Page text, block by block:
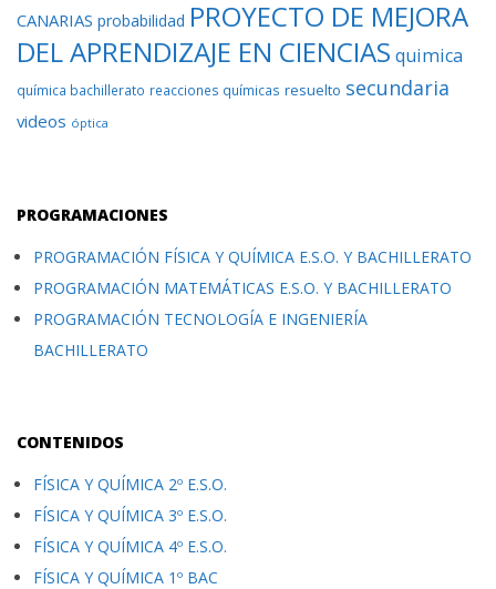
CANARIAS probabilidad PROYECTO DE MEJORA
DEL APRENDIZAJE EN CIENCIAS quimica
química bachillerato reacciones químicas resuelto secundaria
videos óptica
PROGRAMACIONES
PROGRAMACIÓN FÍSICA Y QUÍMICA E.S.O. Y BACHILLERATO
PROGRAMACIÓN MATEMÁTICAS E.S.O. Y BACHILLERATO
PROGRAMACIÓN TECNOLOGÍA E INGENIERÍA
BACHILLERATO
CONTENIDOS
FÍSICA Y QUÍMICA 2º E.S.O.
FÍSICA Y QUÍMICA 3º E.S.O.
FÍSICA Y QUÍMICA 4º E.S.O.
FÍSICA Y QUÍMICA 1º BAC